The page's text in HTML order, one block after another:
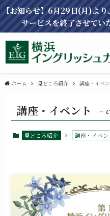
【お知らせ】6月29日(月)よ
サービスを終了させて
ホーム 見どころ紹介 講座・イベ
講座・イベント –
見どころ紹介 講座・イベン